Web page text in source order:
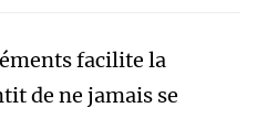
facilite la
de ne jamais se